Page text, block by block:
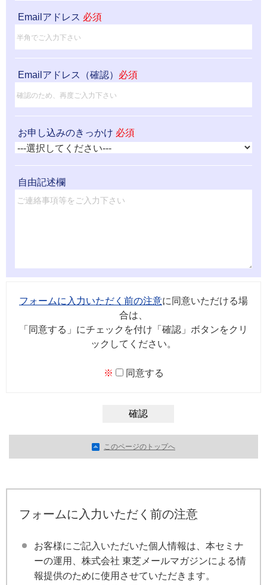
Emailアドレス 必須
Emailアドレス（確認） 必須
お申し込みのきっかけ 必須
自由記述欄
フォームに入力いただく前の注意に同意いただける場
合は、
「同意する」にチェックを付け「確認」ボタンをクリ
ックしてください。
※ 同意する
このページのトップへ
フォームに入力いただく前の注意
お客様にご記入いただいた個人情報は、本セミナ
ーの運用、株式会社 東芝メールマガジンによる情
報提供のために使用させていただきます。